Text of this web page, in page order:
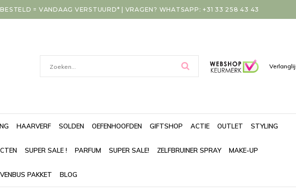
= VANDAAG VERSTUURD* | VRAGEN? WHATSAPP: +31 33 258 43 43
HAARVERF SOLDEN OEFENHOOFDEN GIFTSHOP ACTIE OUTLET STYLING
SUPER SALE ! PARFUM SUPER SALE! ZELFBRUINER SPRAY MAKE-UP
PAKKET BLOG